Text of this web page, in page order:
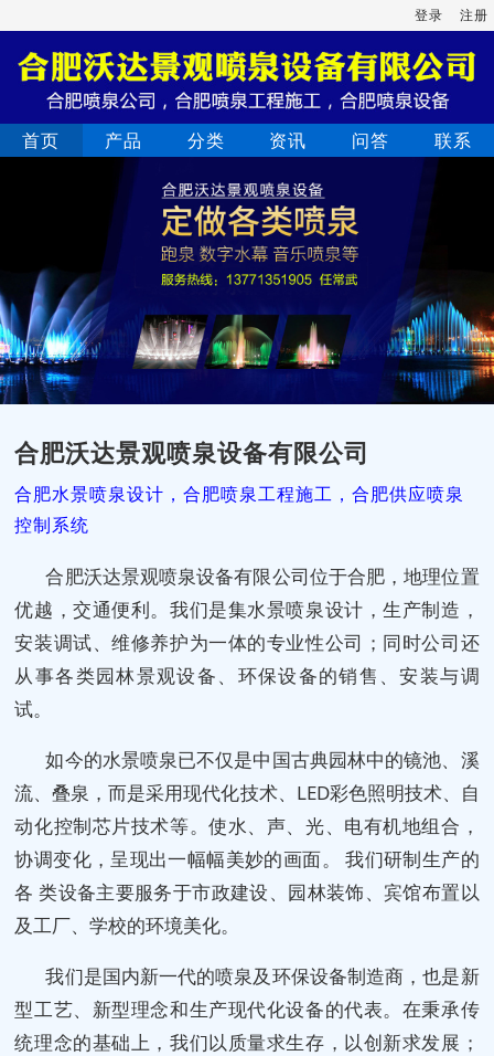
登录 注册
首页 产品 分类 资讯 问答 联系
合肥沃达景观喷泉设备有限公司
合肥水景喷泉设计，合肥喷泉工程施工，合肥供应喷泉
控制系统
合肥沃达景观喷泉设备有限公司位于合肥，地理位置
优越，交通便利。我们是集水景喷泉设计，生产制造，
安装调试、维修养护为一体的专业性公司；同时公司还
从事各类园林景观设备、环保设备的销售、安装与调
试。
如今的水景喷泉已不仅是中国古典园林中的镜池、溪
流、叠泉，而是采用现代化技术、LED彩色照明技术、自
动化控制芯片技术等。使水、声、光、电有机地组合，
协调变化，呈现出一幅幅美妙的画面。 我们研制生产的
各 类设备主要服务于市政建设、园林装饰、宾馆布置以
及工厂、学校的环境美化。
我们是国内新一代的喷泉及环保设备制造商，也是新
型工艺、新型理念和生产现代化设备的代表。在秉承传
统理念的基础上，我们以质量求生存，以创新求发展；